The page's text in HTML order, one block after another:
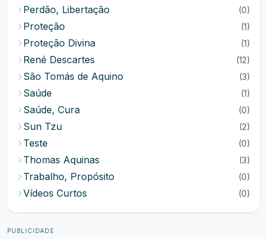
Perdão, Libertação (0)
Proteção (1)
Proteção Divina (1)
René Descartes (12)
São Tomás de Aquino (3)
Saúde (1)
Saúde, Cura (0)
Sun Tzu (2)
Teste (0)
Thomas Aquinas (3)
Trabalho, Propósito (0)
Vídeos Curtos (0)
PUBLICIDADE